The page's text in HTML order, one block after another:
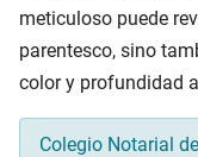
meticuloso puede
parentesco, sino
color y profundidad
Colegio Notarial